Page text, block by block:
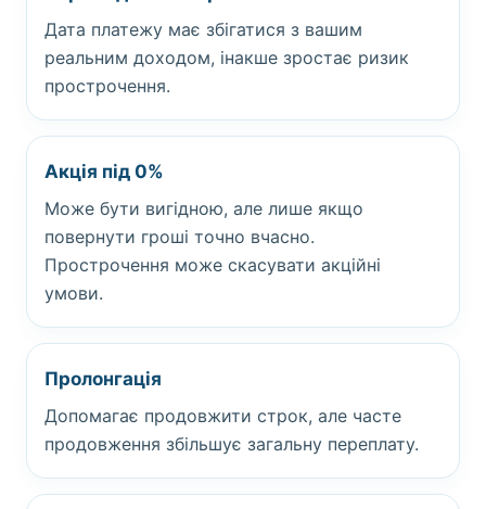
Дата платежу має збігатися з вашим
реальним доходом, інакше зростає ризик
прострочення.
Акція під 0%
Може бути вигідною, але лише якщо
повернути гроші точно вчасно.
Прострочення може скасувати акційні
умови.
Пролонгація
Допомагає продовжити строк, але часте
продовження збільшує загальну переплату.